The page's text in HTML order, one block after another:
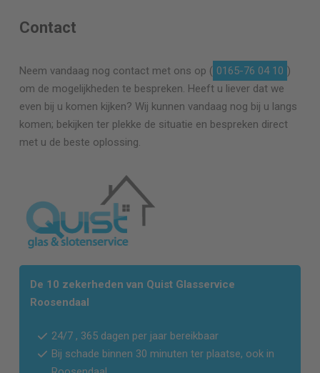
Contact
Neem vandaag nog contact met ons op ( 0165-76 04 10 )
om de mogelijkheden te bespreken. Heeft u liever dat we
even bij u komen kijken? Wij kunnen vandaag nog bij u langs
komen; bekijken ter plekke de situatie en bespreken direct
met u de beste oplossing.
De 10 zekerheden van Quist Glasservice
Roosendaal
24/7 , 365 dagen per jaar bereikbaar
Bij schade binnen 30 minuten ter plaatse, ook in